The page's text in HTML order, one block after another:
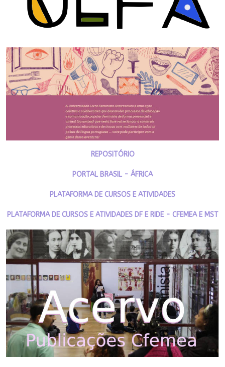
REPOSITÓRIO
PORTAL BRASIL - ÁFRICA
PLATAFORMA DE CURSOS E ATIVIDADES
PLATAFORMA DE CURSOS E ATIVIDADES DF E RIDE - CFEMEA E MST